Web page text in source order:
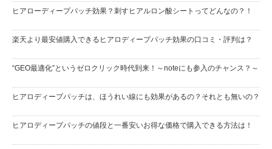
ヒアローディープパッチ効果？刺すヒアルロン酸シートってどんなの？！
楽天より最安値購入できるヒアロディープパッチ効果の口コミ・評判は？
“GEO最適化”というゼロクリック時代到来！～noteにも参入のチャンス？～
ヒアロディープパッチは、ほうれい線にも効果があるの？それとも無いの？
ヒアロディープパッチの値段と一番安いお得な価格で購入できる方法は！